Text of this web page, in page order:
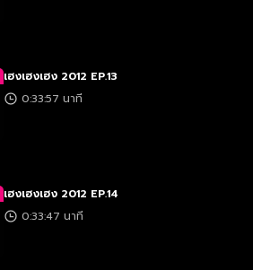
เฮงเฮงเฮง 2012 EP.13
0:33:57 นาที
เฮงเฮงเฮง 2012 EP.14
0:33:47 นาที